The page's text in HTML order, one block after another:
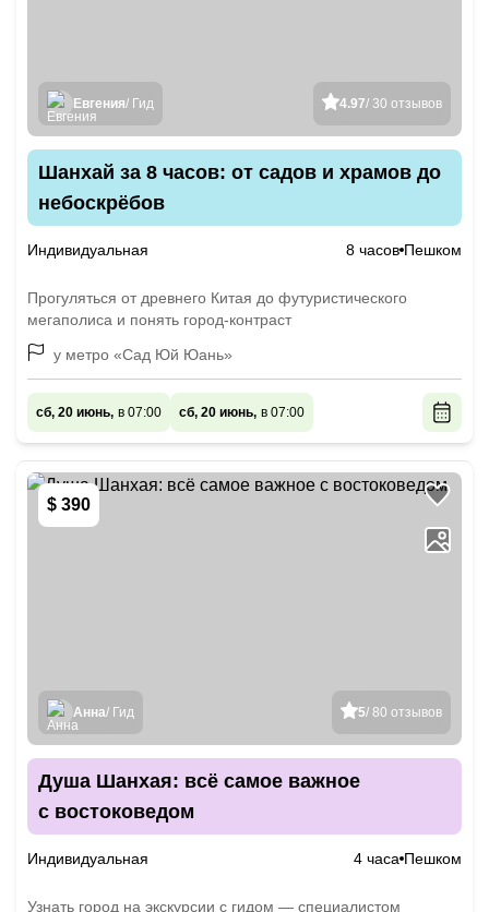
4.97/ 30 отзывов
Евгения/ Гид
Шанхай за 8 часов: от садов и храмов до
небоскрёбов
Индивидуальная 8 часов Пешком
Прогуляться от древнего Китая до футуристического
мегаполиса и понять город-контраст
у метро «Сад Юй Юань»
сб, 20 июнь, в 07:00 сб, 20 июнь, в 07:00
$ 390
5/ 80 отзывов
Анна/ Гид
Душа Шанхая: всё самое важное
с востоковедом
Индивидуальная 4 часа Пешком
Узнать город на экскурсии с гидом — специалистом